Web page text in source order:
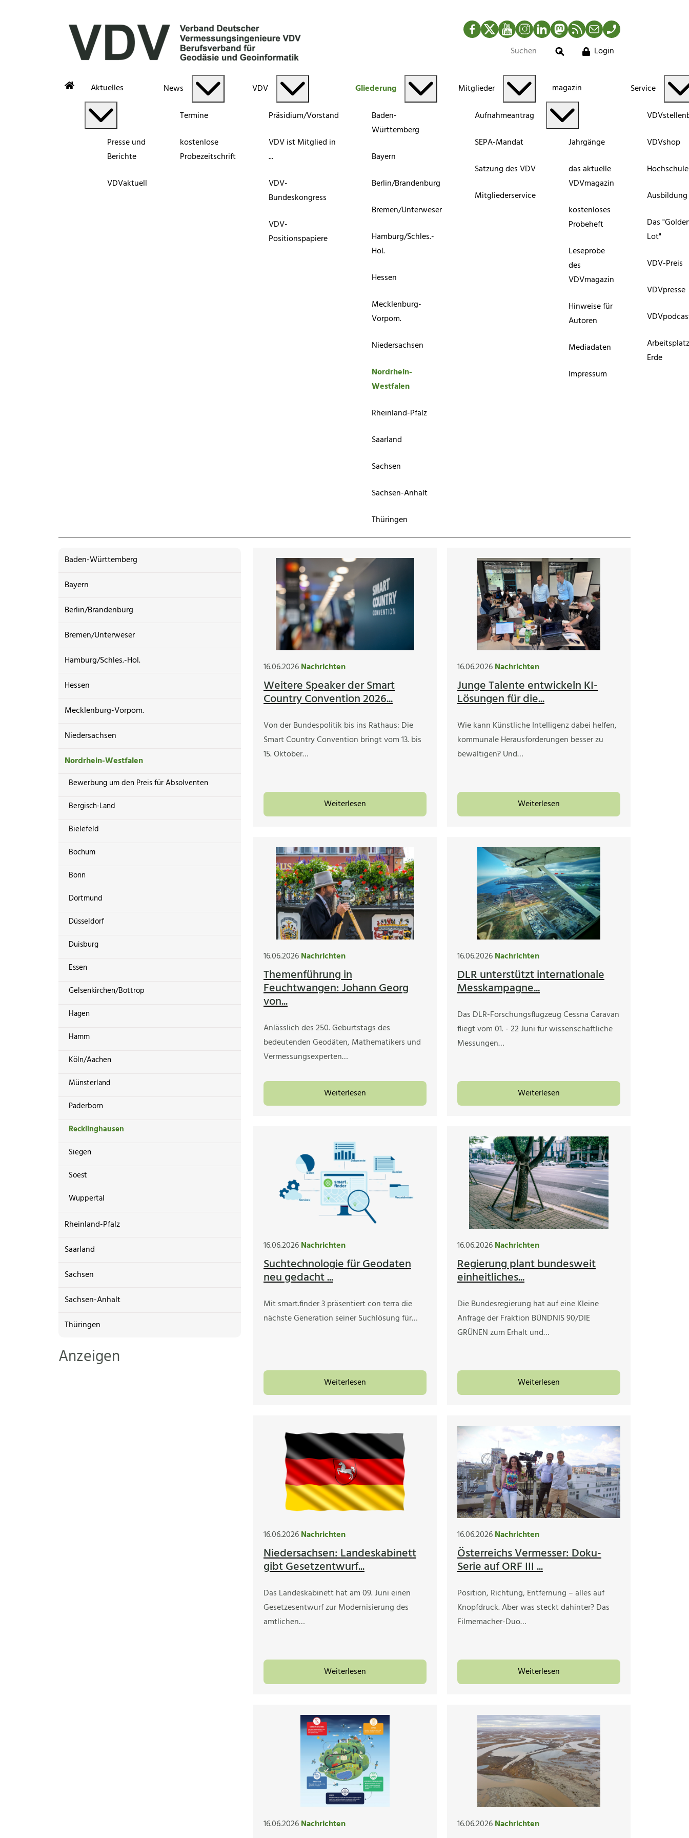
Facebook
TwitterYouTubeInstagram
LinkedInMastodonRSS-Newsfeed
MailTelefon
Suche
Login
Aktuelles
Presse und
Berichte
VDVaktuell
News
Termine
kostenlose
Probezeitschrift
VDV
Präsidium/Vorstand
VDV ist Mitglied in
...
VDV-
Bundeskongress
VDV-
Positionspapiere
Gliederung
Baden-
Württemberg
Bayern
Berlin/Brandenburg
Bremen/Unterweser
Hamburg/Schles.-
Hol.
Hessen
Mecklenburg-
Vorpom.
Niedersachsen
Nordrhein-
Westfalen
Rheinland-Pfalz
Saarland
Sachsen
Sachsen-Anhalt
Thüringen
Mitglieder
Aufnahmeantrag
SEPA-Mandat
Satzung des VDV
Mitgliederservice
magazin
Jahrgänge
das aktuelle
VDVmagazin
kostenloses
Probeheft
Leseprobe
des
VDVmagazin
Hinweise für
Autoren
Mediadaten
Impressum
Service
VDVshop
Ausbildung
Das
Lot"
VDV-Preis
VDVpresse
Erde
Baden-Württemberg
Bayern
Berlin/Brandenburg
Bremen/Unterweser
Hamburg/Schles.-Hol.
Hessen
Mecklenburg-Vorpom.
Niedersachsen
Nordrhein-Westfalen
Bewerbung um den Preis für Absolventen
Bergisch-Land
Bielefeld
Bochum
Bonn
Dortmund
Düsseldorf
Duisburg
Essen
Gelsenkirchen/Bottrop
Hagen
Hamm
Köln/Aachen
Münsterland
Paderborn
Recklinghausen
Siegen
Soest
Wuppertal
Rheinland-Pfalz
Saarland
Sachsen
Sachsen-Anhalt
Thüringen
Anzeigen
16.06.2026Nachrichten
Weitere Speaker der Smart
Country Convention 2026...
Von der Bundespolitik bis ins Rathaus: Die
Smart Country Convention bringt vom 13. bis
15. Oktober…
Weiterlesen
16.06.2026Nachrichten
Junge Talente entwickeln KI-
Lösungen für die...
Wie kann Künstliche Intelligenz dabei helfen,
kommunale Herausforderungen besser zu
bewältigen? Und…
Weiterlesen
16.06.2026Nachrichten
Themenführung in
Feuchtwangen: Johann Georg
von...
Anlässlich des 250. Geburtstags des
bedeutenden Geodäten, Mathematikers und
Vermessungsexperten…
Weiterlesen
16.06.2026Nachrichten
DLR unterstützt internationale
Messkampagne...
Das DLR-Forschungsflugzeug Cessna Caravan
fliegt vom 01. - 22 Juni für wissenschaftliche
Messungen…
Weiterlesen
16.06.2026Nachrichten
Suchtechnologie für Geodaten
neu gedacht ...
Mit smart.finder 3 präsentiert con terra die
nächste Generation seiner Suchlösung für…
Weiterlesen
16.06.2026Nachrichten
Regierung plant bundesweit
einheitliches...
Die Bundesregierung hat auf eine Kleine
Anfrage der Fraktion BÜNDNIS 90/DIE
GRÜNEN zum Erhalt und…
Weiterlesen
16.06.2026Nachrichten
Niedersachsen: Landeskabinett
gibt Gesetzentwurf...
Das Landeskabinett hat am 09. Juni einen
Gesetzesentwurf zur Modernisierung des
amtlichen…
Weiterlesen
16.06.2026Nachrichten
Österreichs Vermesser: Doku-
Serie auf ORF III ...
Position, Richtung, Entfernung – alles auf
Knopfdruck. Aber was steckt dahinter? Das
Filmemacher-Duo…
Weiterlesen
16.06.2026Nachrichten 16.06.2026Nachrichten